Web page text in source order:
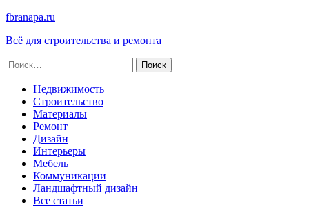
fbranapa.ru
Всё для строительства и ремонта
Найти:
Недвижимость
Строительство
Материалы
Ремонт
Дизайн
Интерьеры
Мебель
Коммуникации
Ландшафтный дизайн
Все статьи